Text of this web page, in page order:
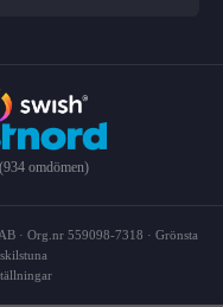
omdömen)
· Org.nr 559098-7318 · Grönsta